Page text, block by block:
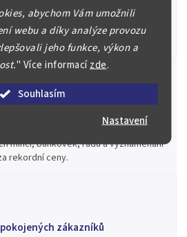
abychom Vám umožnili
webu a díky analýze provozu
jeho funkce, výkon a
" Více informacízde.
Souhlasím
Nastavení
a znalců se Vám bude plně věnovat.
Vašeho materiálu, prodáme v naší
poradíme kam investovat.
mincí, bankovek, řádů a vyznamenání
rekordní ceny.
zákazníků